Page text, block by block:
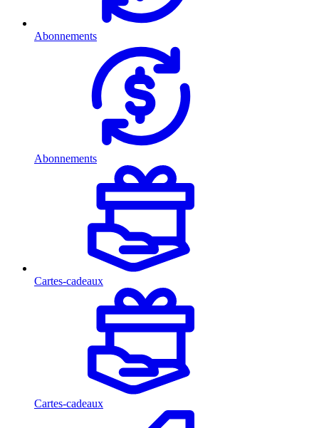
Abonnements
Abonnements
Cartes-cadeaux
Cartes-cadeaux